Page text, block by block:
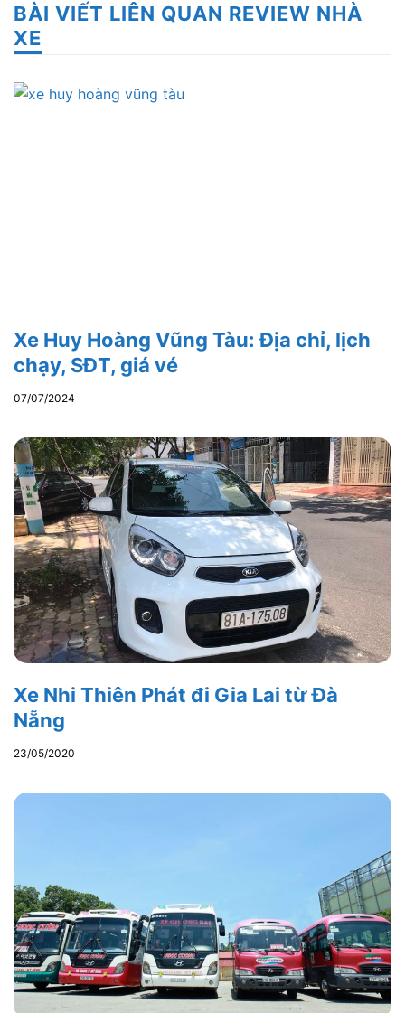
BÀI VIẾT LIÊN QUAN REVIEW NHÀ
XE
Xe Huy Hoàng Vũng Tàu: Địa chỉ, lịch
chạy, SĐT, giá vé
07/07/2024
Xe Nhi Thiên Phát đi Gia Lai từ Đà
Nẵng
23/05/2020